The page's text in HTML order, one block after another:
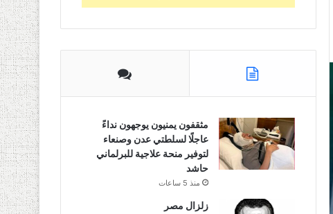
مثقفون يمنيون يوجهون نداءً
عاجلًا لسلطتي عدن وصنعاء
لتوفير منحة علاجية للبرلماني
حاشد
منذ 5 ساعات
زلزال مصر